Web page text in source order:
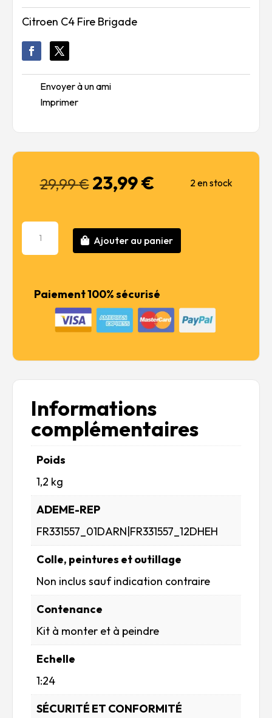
Citroen C4 Fire Brigade
Envoyer à un ami
Imprimer
29,99€ Le
prix
était :
29,99 €.
23,99€Le
est :
23,99 €.
2 en stock
quantité
Citroen
Brigade
Ajouter au panier
Paiement 100% sécurisé
Informations
complémentaires
Poids
1,2 kg
ADEME-REP
FR331557_01DARN|FR331557_12DHEH
Colle, peintures et outillage
Non inclus sauf indication contraire
Contenance
Kit à monter et à peindre
Echelle
1:24
SÉCURITÉ ET CONFORMITÉ